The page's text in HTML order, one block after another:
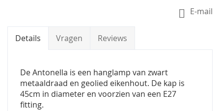
E-mail
Details Vragen Reviews
De Antonella is een hanglamp van zwart
metaaldraad en geolied eikenhout. De kap is
45cm in diameter en voorzien van een E27
fitting.